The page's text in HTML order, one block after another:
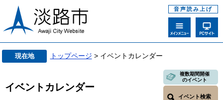
音声読み上げ
現在地 トップページ > イベントカレンダー
イベントカレンダー
複数期間開催
のイベント
イベント検索